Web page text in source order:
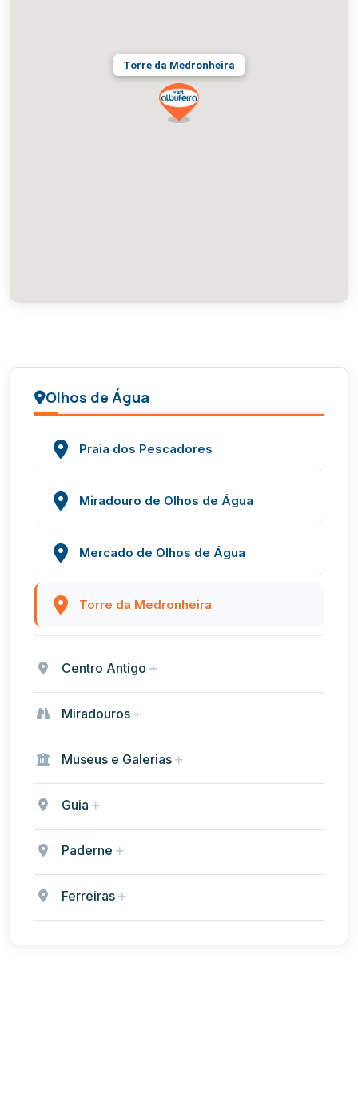
Torre da Medronheira
Olhos de Água
Praia dos Pescadores
Miradouro de Olhos de Água
Mercado de Olhos de Água
Torre da Medronheira
Centro Antigo
Miradouros
Museus e Galerias
Guia
Paderne
Ferreiras